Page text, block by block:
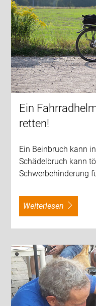
Ein
retten!
Ein Beinbruch kann
Schädelbruch kann
Schwerbehinderung
weiterlesen